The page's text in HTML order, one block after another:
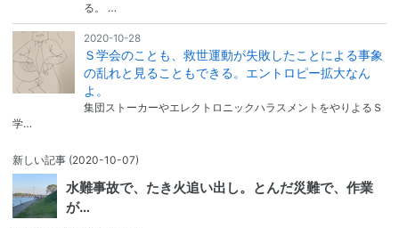
る。 …
2020-10-28
Ｓ学会のことも、救世運動が失敗したことによる事象
の乱れと見ることもできる。エントロピー拡大なん
よ。
集団ストーカーやエレクトロニックハラスメントをやりよるＳ
学…
新しい記事 (2020-10-07)
水難事故で、たき火追い出し。とんだ災難で、作業
が…